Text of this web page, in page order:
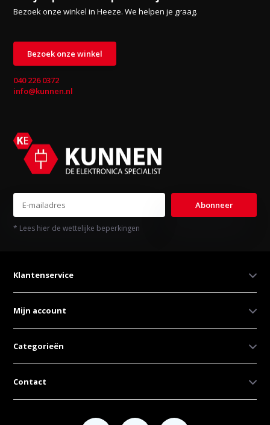
Bezoek onze winkel in Heeze. We helpen je graag.
Bezoek onze winkel
040 226 0372
info@kunnen.nl
Abonneer
* Lees hier de wettelijke beperkingen
Klantenservice
Mijn account
Categorieën
Contact